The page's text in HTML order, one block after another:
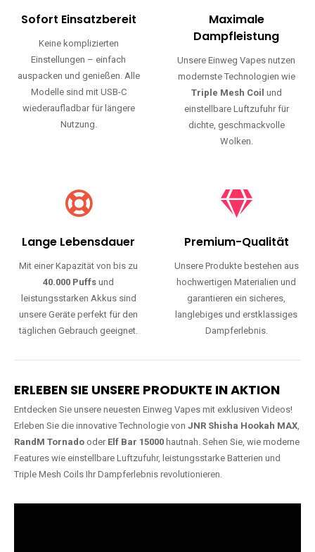
Sofort Einsatzbereit
Keine komplizierten
Einstellungen – einfach
auspacken und genießen. Alle
Modelle sind mit USB-C
wiederaufladbar für längere
Nutzung.
Maximale
Dampfleistung
Unsere Einweg Vapes nutzen
modernste Technologien wie
Triple Mesh Coil und
einstellbare Luftzufuhr für
dichte, geschmackvolle
Wolken.
Lange Lebensdauer
Mit einer Kapazität von bis zu
40.000 Puffs und
leistungsstarken Akkus sind
unsere Geräte perfekt für den
täglichen Gebrauch geeignet.
Premium-Qualität
Unsere Produkte bestehen aus
hochwertigen Materialien und
garantieren ein sicheres,
langlebiges und erstklassiges
Dampferlebnis.
ERLEBEN SIE UNSERE PRODUKTE IN AKTION
Entdecken Sie unsere neuesten Einweg Vapes mit exklusiven Videos!
Erleben Sie die innovative Technologie von JNR Shisha Hookah MAX,
RandM Tornado oder Elf Bar 15000 hautnah. Sehen Sie, wie moderne
Features wie einstellbare Luftzufuhr, leistungsstarke Batterien und
Triple Mesh Coils Ihr Dampferlebnis revolutionieren.